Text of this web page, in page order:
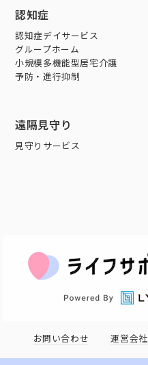
認知症
認知症デイサービス
グループホーム
小規模多機能型居宅介護
予防・進行抑制
遠隔見守り
見守りサービス
お問い合わせ 運営会社